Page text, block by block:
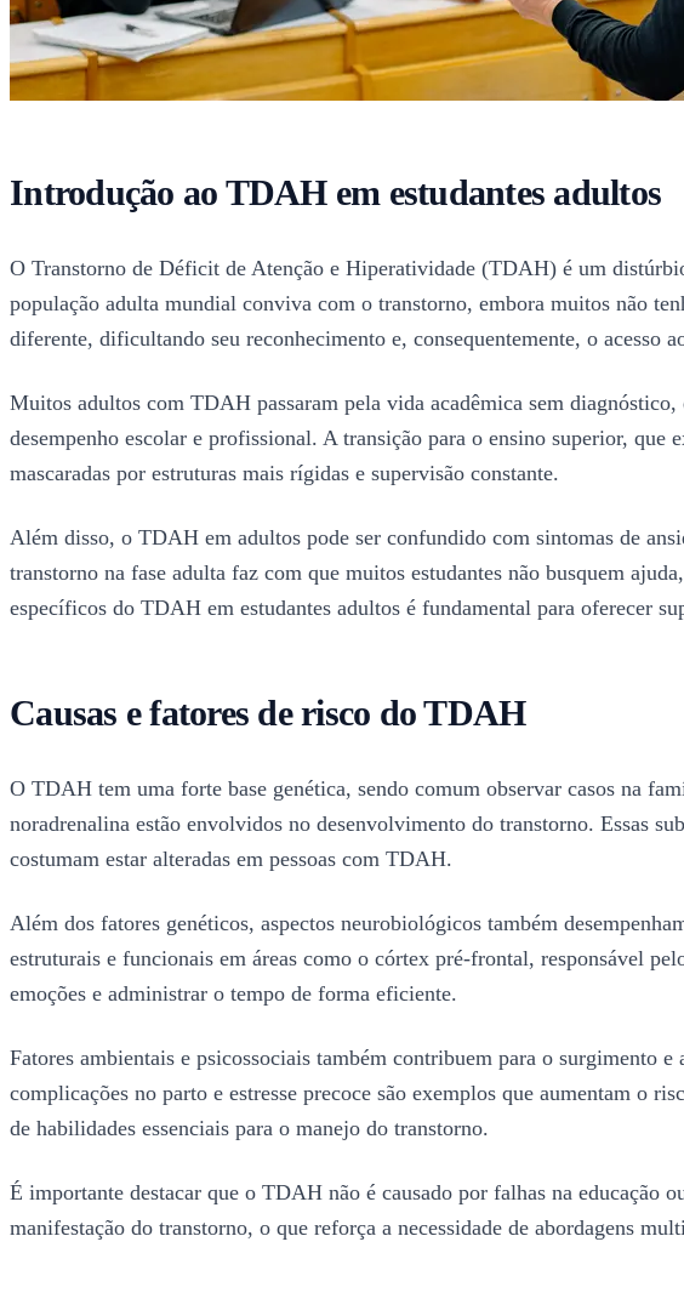
Introdução ao TDAH em estudantes adultos
O Transtorno de Déficit de Atenção e Hiperatividade (TDAH) é um
população adulta mundial conviva com o transtorno, embora muitos não
diferente, dificultando seu reconhecimento e, consequentemente, o acesso
Muitos adultos com TDAH passaram pela vida acadêmica sem
desempenho escolar e profissional. A transição para o ensino superior,
mascaradas por estruturas mais rígidas e supervisão constante.
Além disso, o TDAH em adultos pode ser confundido com sintomas de
transtorno na fase adulta faz com que muitos estudantes não busquem
específicos do TDAH em estudantes adultos é fundamental para oferecer
Causas e fatores de risco do TDAH
O TDAH tem uma forte base genética, sendo comum observar casos na
noradrenalina estão envolvidos no desenvolvimento do transtorno. Essas
costumam estar alteradas em pessoas com TDAH.
Além dos fatores genéticos, aspectos neurobiológicos também
estruturais e funcionais em áreas como o córtex pré-frontal, responsável
emoções e administrar o tempo de forma eficiente.
Fatores ambientais e psicossociais também contribuem para o surgimento
complicações no parto e estresse precoce são exemplos que aumentam o
de habilidades essenciais para o manejo do transtorno.
É importante destacar que o TDAH não é causado por falhas na educação
manifestação do transtorno, o que reforça a necessidade de abordagens